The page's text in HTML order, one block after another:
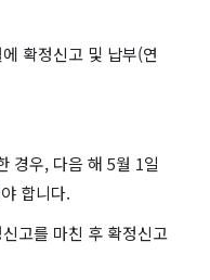
확정신고 및 납부(연
경우, 다음 해 5월 1일
합니다.
고를 마친 후 확정신고